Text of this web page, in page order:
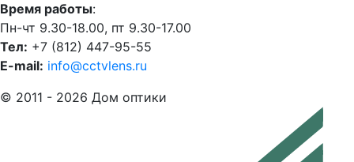
Время работы:
Пн-чт 9.30-18.00, пт 9.30-17.00
Тел: +7 (812) 447-95-55
E-mail: info@cctvlens.ru
© 2011 - 2026 Дом оптики